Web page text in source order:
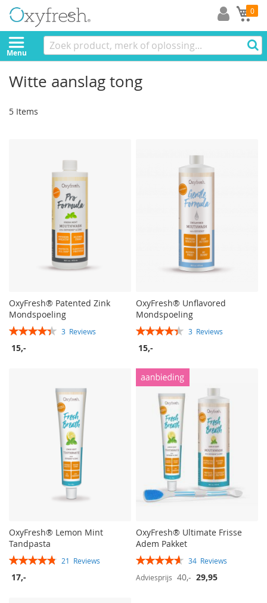
0
Menu
Witte aanslag tong
5 Items
OxyFresh® Patented Zink
Mondspoeling
Rating:
3 Reviews
15,-
OxyFresh® Unflavored
Mondspoeling
Rating:
3 Reviews
15,-
OxyFresh® Lemon Mint
Tandpasta
Rating:
21 Reviews
17,-
OxyFresh® Ultimate Frisse
Adem Pakket
Rating:
34 Reviews
Adviesprijs 40,- Speciale
prijs
29,95